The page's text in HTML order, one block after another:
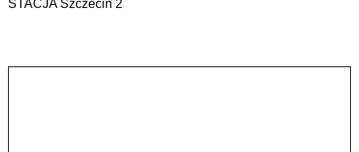
STACJA Szczecin 2